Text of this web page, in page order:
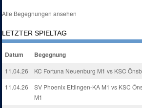
Alle Begegnungen ansehen
LETZTER SPIELTAG
Datum Begegnung
11.04.26 KC Fortuna Neuenburg M1 vs KSC
11.04.26
SV Phoenix Ettlingen-KA M1 vs KSC
M1